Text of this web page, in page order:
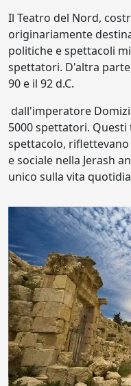
Il Teatro del Nord,
originariamente
politiche e spettacoli
spettatori. D'altra
90 e il 92 d.C.
dall'imperatore
5000 spettatori.
spettacolo,
e sociale nella Jerash
unico sulla vita